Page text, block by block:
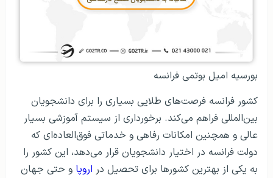
بورسیه امیل بوتمی فرانسه
کشور فرانسه فرصت‌های طلایی بسیاری را برای دانشجویان
بین‌المللی فراهم می‌کند. برخورداری از سیستم آموزشی بسیار
عالی و همچنین امکانات رفاهی و خدماتی فوق‌العاده‌ای که
دولت فرانسه در اختیار دانشجویان قرار می‌دهد، این کشور را
به یکی از بهترین کشورها برای تحصیل در اروپا و حتی جهان